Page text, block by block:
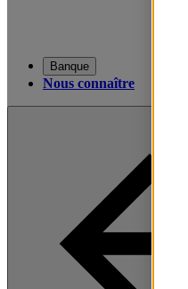
Banque
Nous connaître